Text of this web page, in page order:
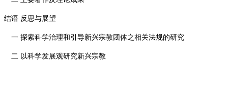
结语 反思与展望
一 探索科学治理和引导新兴宗教团体之相关法规的研究
二 以科学发展观研究新兴宗教